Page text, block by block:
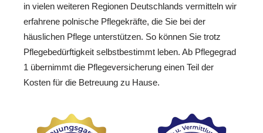
in vielen weiteren Regionen Deutschlands vermitteln wir
erfahrene polnische Pflegekräfte, die Sie bei der
häuslichen Pflege unterstützen. So können Sie trotz
Pflegebedürftigkeit selbstbestimmt leben. Ab Pflegegrad
1 übernimmt die Pflegeversicherung einen Teil der
Kosten für die Betreuung zu Hause.